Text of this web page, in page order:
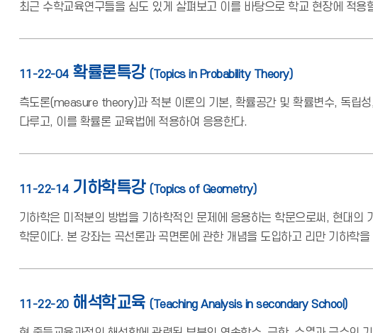
최근 수학교육연구들을 심도 있게 살펴보고 이를 바탕으로 학교 현장에 적용
11-22-04 확률론특강 (Topics in Probability Theory)
측도론(measure theory)과 적분 이론의 기본, 확률공간 및 확률변수, 독립
다루고, 이를 확률론 교육법에 적용하여 응용한다.
11-22-14 기하학특강 (Topics of Geometry)
기하학은 미적분의 방법을 기하학적인 문제에 응용하는 학문으로써, 현대
학문이다. 본 강좌는 곡선론과 곡면론에 관한 개념을 도입하고 리만 기하학
11-22-20 해석학교육 (Teaching Analysis in secondary School)